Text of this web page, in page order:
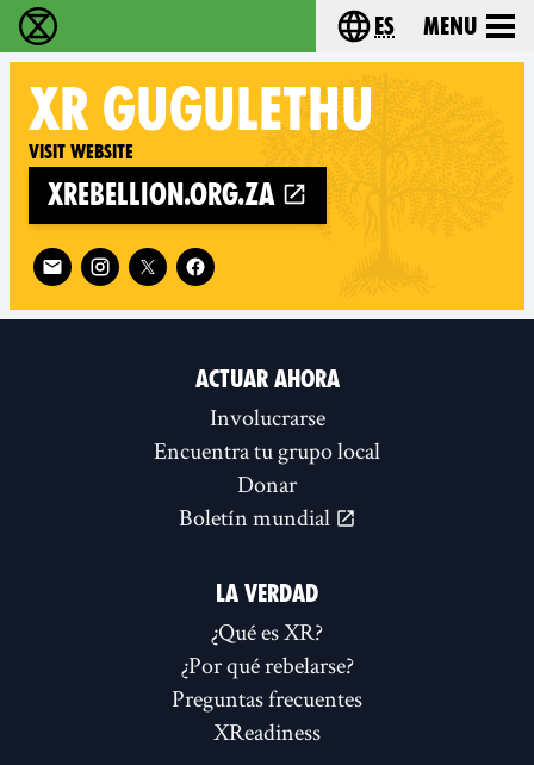
extinction rebellion - Home Choose your
es Menu
XR GUGULETHU
Visit website
xrebellion.org.za
Follow XR Gugulethu on
ACTUAR AHORA
Involucrarse
Encuentra tu grupo local
Donar
Boletín mundial
LA VERDAD
¿Qué es XR?
¿Por qué rebelarse?
Preguntas frecuentes
XReadiness